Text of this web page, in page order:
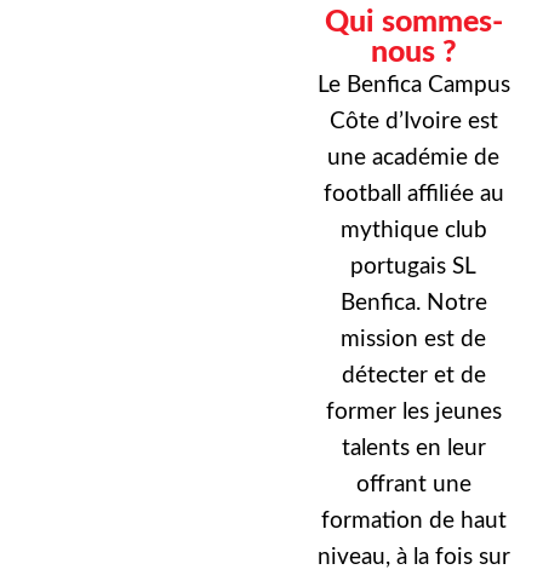
Qui sommes-
nous ?
Le Benfica Campus
Côte d’Ivoire est
une académie de
football affiliée au
mythique club
portugais SL
Benfica. Notre
mission est de
détecter et de
former les jeunes
talents en leur
offrant une
formation de haut
niveau, à la fois sur